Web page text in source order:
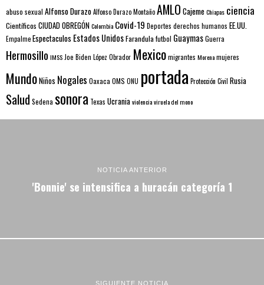
abuso sexual Alfonso DurazoAlfonso Durazo MontañoAMLO CajemeChiapas ciencia
Científicos CIUDAD OBREGÓNColombia Covid-19 Deportes derechos humanos EE.UU.
EmpalmeEspectaculos Estados UnidosFarandulafutbol GuaymasGuerra
Hermosillo IMSSJoe Biden López Obrador Mexicomigrantes Morenamujeres
MundoNiños Nogales Oaxaca OMS ONU portada Protección Civil Rusia
Salud Sedena sonora Texas Ucraniaviolenciaviruela del mono
NOTICIA ANTERIOR
'Bonnie' se intensifica a huracán categoría 1
SIGUIENTE NOTICIA